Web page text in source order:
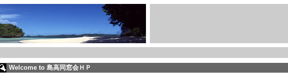
Welcome to 島高同窓会ＨＰ